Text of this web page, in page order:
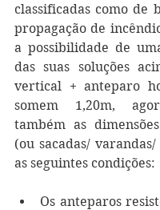
classificadas como de
propagação de
a possibilidade de
das suas soluções
vertical + anteparo
somem 1,20m,
também as
(ou sacadas/
as seguintes condições:
Os anteparos